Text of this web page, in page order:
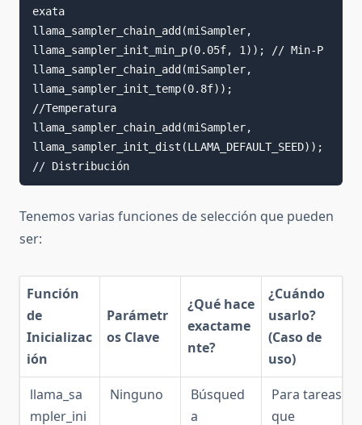
exata
llama_sampler_chain_add(miSampler,
llama_sampler_init_min_p(0.05f, 1)); // Min-P
llama_sampler_chain_add(miSampler,
llama_sampler_init_temp(0.8f));
//Temperatura
llama_sampler_chain_add(miSampler,
llama_sampler_init_dist(LLAMA_DEFAULT_SEED));
// Distribución
Tenemos varias funciones de selección que pueden
ser:
Función
de
Inicializac
ión
Parámetr
os Clave
¿Qué hace
exactame
nte?
¿Cuándo
usarlo?
(Caso de
uso)
llama_sa
mpler_ini
Ninguno
Búsqued
a
Para tareas
que